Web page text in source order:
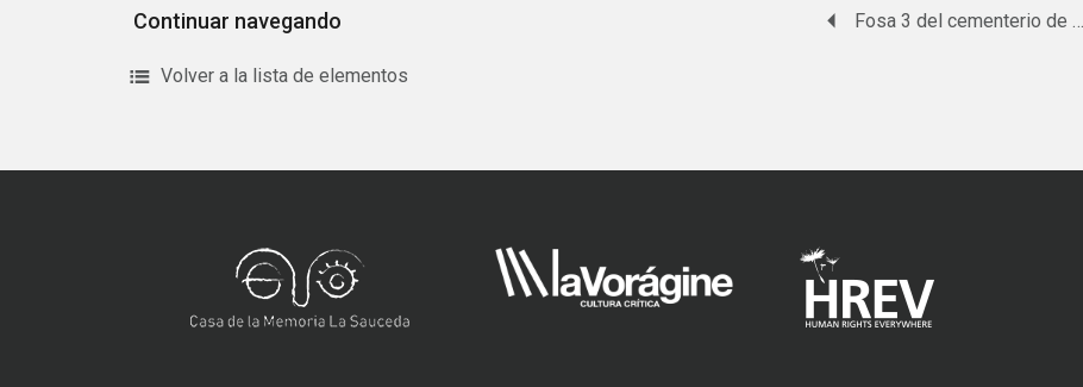
Continuar navegando Fosa 3 del cementerio de Agrón
Volver a la lista de elementos